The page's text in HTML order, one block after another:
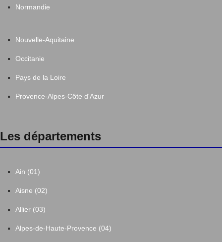
Normandie
Nouvelle-Aquitaine
Occitanie
Pays de la Loire
Provence-Alpes-Côte d'Azur
Les départements
Ain (01)
Aisne (02)
Allier (03)
Alpes-de-Haute-Provence (04)